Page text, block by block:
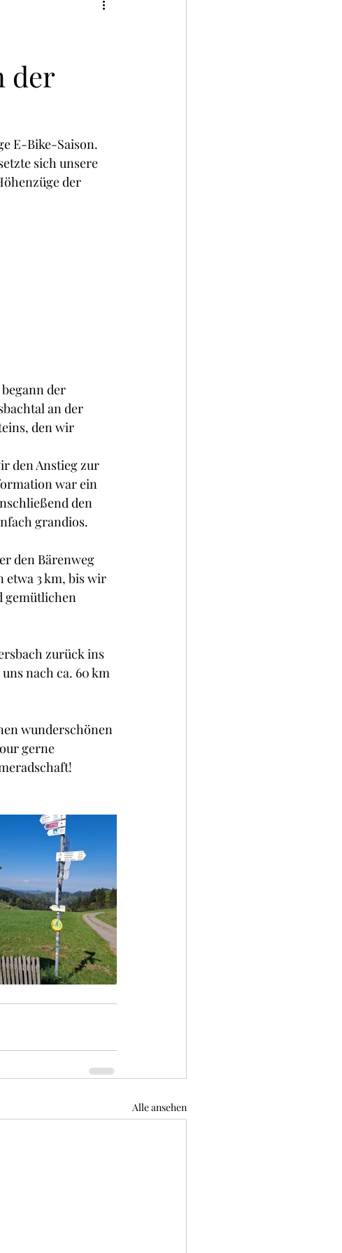
der
E-Bike-Saison.
sich unsere
der
der
an der
den wir
den Anstieg zur
war ein
den
grandios.
den Bärenweg
etwa 3 km, bis wir
gemütlichen
zurück ins
nach ca. 60 km
wunderschönen
gerne
Alle ansehen